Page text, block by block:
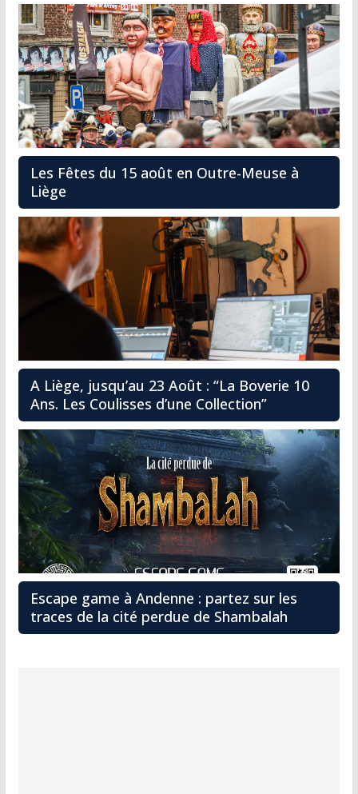
Les Fêtes du 15 août en Outre-Meuse à
Liège
A Liège, jusqu’au 23 Août : “La Boverie 10
Ans. Les Coulisses d’une Collection”
Escape game à Andenne : partez sur les
traces de la cité perdue de Shambalah